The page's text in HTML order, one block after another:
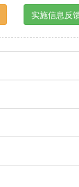
实施信息反